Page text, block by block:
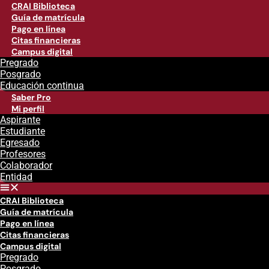
CRAI Biblioteca
Guía de matrícula
Pago en línea
Citas financieras
Campus digital
Pregrado
Posgrado
Educación continua
Saber Pro
Mi perfil
Aspirante
Estudiante
Egresado
Profesores
Colaborador
Entidad
CRAI Biblioteca
Guía de matrícula
Pago en línea
Citas financieras
Campus digital
Pregrado